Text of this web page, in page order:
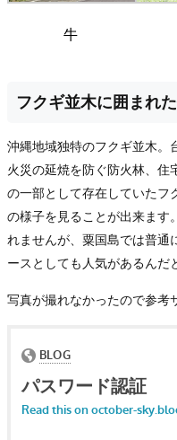
牛
フクギ並木に囲まれ
沖縄地域独特のフクギ並木。
火災の延焼を防ぐ防火林、住
の一部として存在していたフ
の様子を見ることが出来ます
れませんが、粟国島では普通
ースとしても人気があるんだ
写真が撮れなかったので参考